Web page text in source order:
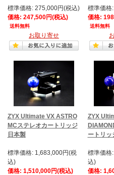
標準価格: 275,000円(税込)
価格: 247,500円(税込)
送料無料
お取り寄せ
標準価格
価格:
送料無料
ZYX Ultimate VX ASTRO
MCステレオカートリッジ
日本製
標準価格: 1,683,000円(税
込)
価格: 1,510,000円(税込)
ZYX
ートリッ
標準価格
込)
価格: